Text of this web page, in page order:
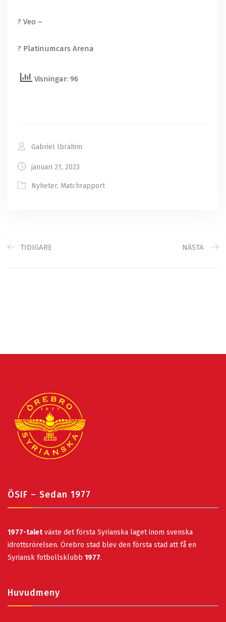
? Veo –
?️ Platinumcars Arena
Visningar: 96
Gabriel Ibrahim
januari 21, 2023
Nyheter, Matchrapport
TIDIGARE NÄSTA
ÖSIF – Sedan 1977
1977-taletväxte det första Syrianska laget inom svenska
idrottsrörelsen. Örebro stad blev den första stad att få en
Syriansk fotbollsklubb 1977.
Huvudmeny